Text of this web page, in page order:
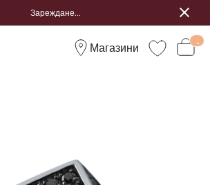
Зареждане...
Магазини